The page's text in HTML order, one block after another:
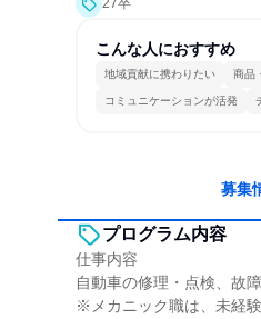
27卒
こんな人におすすめ
地域貢献に携わりたい 商品
コミュニケーションが活発
募集
プログラム内容
仕事内容
自動車の修理・点検、故
※メカニック職は、未経